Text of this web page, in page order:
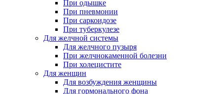
При одышке
При пневмонии
При саркоидозе
При туберкулезе
Для желчной системы
Для желчного пузыря
При желчнокаменной болезни
При холецистите
Для женщин
Для возбуждения женщины
Для гормонального фона